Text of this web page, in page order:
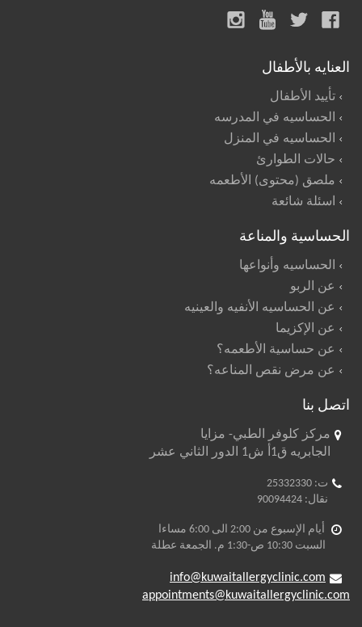
العنايه بالأطفال
تأييد الأطفال
الحساسيه في المدرسه
الحساسيه في المنزل
حالات الطوارئ
ملصق (محتوى) الأطعمه
اسئلة شائعة
الحساسية والمناعة
الحساسيه وأنواعها
عن الربو
عن الحساسيه الأنفيه والعينيه
عن الإكزيما
عن حساسية الأطعمه؟
عن مرض نقص المناعه؟
اتصل بنا
مركز كلوفر الطبي- مزايا
الجابريه ق1أ ش1 الدور الثاني عشر
ت: 25332330
نقال: 90094424
أيام الإسبوع من 2:00 الى 6:00 مساءا
السبت 10:30 ص-1:30 م. الجمعة عطلة
info@kuwaitallergyclinic.com
appointments@kuwaitallergyclinic.com